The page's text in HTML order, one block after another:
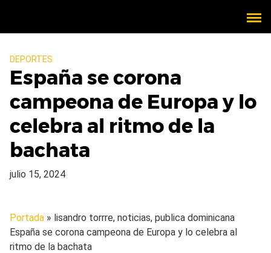
DEPORTES
España se corona
campeona de Europa y lo
celebra al ritmo de la
bachata
julio 15, 2024
Portada » lisandro torrre, noticias, publica dominicana
España se corona campeona de Europa y lo celebra al
ritmo de la bachata